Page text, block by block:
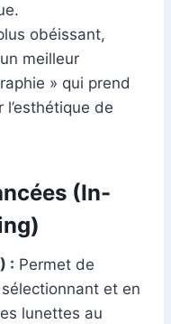
obéissant,
meilleur
» qui prend
de
(In-
: Permet de
et en
lunettes au